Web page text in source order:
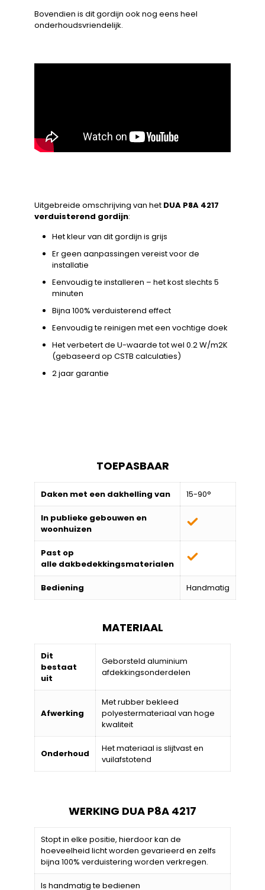
Bovendien is dit gordijn ook nog eens heel
onderhoudsvriendelijk.
Uitgebreide omschrijving van het DUA P8A 4217
verduisterend gordijn:
Het kleur van dit gordijn is grijs
Er geen aanpassingen vereist voor de
installatie
Eenvoudig te installeren – het kost slechts 5
minuten
Bijna 100% verduisterend effect
Eenvoudig te reinigen met een vochtige doek
Het verbetert de U-waarde tot wel 0.2 W/m2K
(gebaseerd op CSTB calculaties)
2 jaar garantie
TOEPASBAAR
Daken met een dakhelling van 15-90°
In publieke gebouwen en
woonhuizen
Past op
alle dakbedekkingsmaterialen
Bediening Handmatig
MATERIAAL
Dit
bestaat
uit
Geborsteld aluminium
afdekkingsonderdelen
Afwerking
Met rubber bekleed
polyestermateriaal van hoge
kwaliteit
Onderhoud
Het materiaal is slijtvast en
vuilafstotend
WERKING DUA P8A 4217
Stopt in elke positie, hierdoor kan de
hoeveelheid licht worden gevarieerd en zelfs
bijna 100% verduistering worden verkregen.
Is handmatig te bedienen